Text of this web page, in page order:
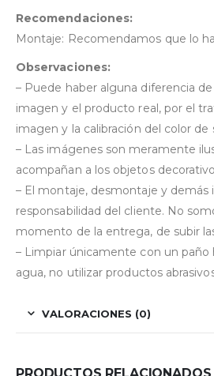
Recomendaciones:
Montaje: Recomendamos que lo
Observaciones:
– Puede haber alguna diferencia
imagen y el producto real, por el
imagen y la calibración del color de
– Las imágenes son meramente
acompañan a los objetos
– El montaje, desmontaje y demás
responsabilidad del cliente. No
momento de la entrega, de subir
– Limpiar únicamente con un
agua, no utilizar productos
VALORACIONES (0)